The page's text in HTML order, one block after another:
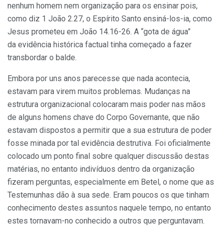
nenhum homem nem organização para os ensinar pois,
como diz 1 João 2.27, o Espírito Santo ensiná-los-ia, como
Jesus prometeu em João 14.16-26. A “gota de água”
da evidência histórica factual tinha começado a fazer
transbordar o balde.
Embora por uns anos parecesse que nada acontecia,
estavam para virem muitos problemas. Mudanças na
estrutura organizacional colocaram mais poder nas mãos
de alguns homens chave do Corpo Governante, que não
estavam dispostos a permitir que a sua estrutura de poder
fosse minada por tal evidência destrutiva. Foi oficialmente
colocado um ponto final sobre qualquer discussão destas
matérias, no entanto indivíduos dentro da organização
fizeram perguntas, especialmente em Betel, o nome que as
Testemunhas dão à sua sede. Eram poucos os que tinham
conhecimento destes assuntos naquele tempo, no entanto
estes tornavam-no conhecido a outros que perguntavam.